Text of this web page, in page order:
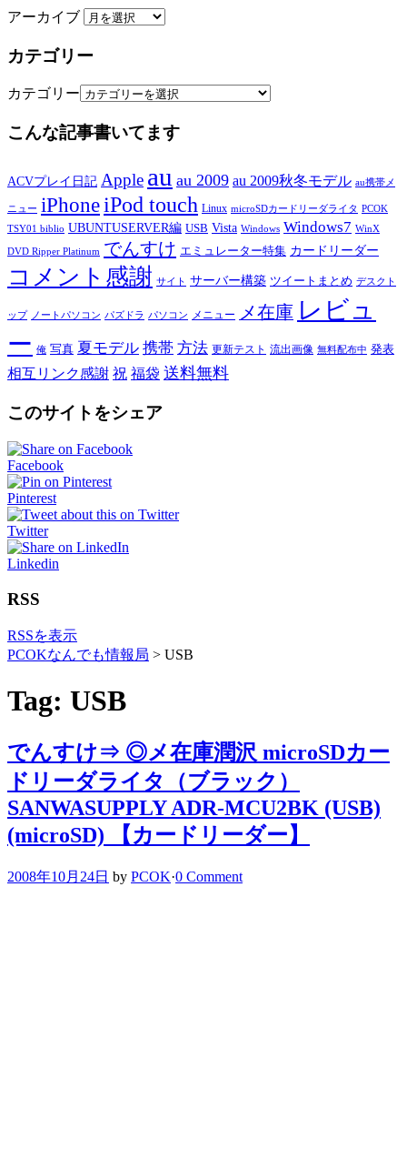
アーカイブ
カテゴリー
カテゴリー
こんな記事書いてます
ACVプレイ日記 Apple au au 2009 au 2009秋冬モデル au携帯メ
ニュー iPhoneiPod touch Linux microSDカードリーダライタ PCOK
TSY01 biblio UBUNTUSERVER編 USB Vista Windows Windows7 WinX
DVD Ripper Platinum でんすけ エミュレーター特集 カードリーダー
コメント感謝 サイト サーバー構築 ツイートまとめ デスクト
ップ ノートパソコン パズドラ パソコン メニュー メ在庫 レビュ
ー 俺 写真 夏モデル 携帯 方法 更新テスト 流出画像 無料配布中 発表
相互リンク感謝 祝 福袋 送料無料
このサイトをシェア
Facebook
Pinterest
Twitter
Linkedin
RSS
RSSを表示
PCOKなんでも情報局 > USB
Tag: USB
でんすけ⇒ ◎メ在庫潤沢 microSDカー
ドリーダライタ（ブラック）
SANWASUPPLY ADR-MCU2BK (USB)
(microSD) 【カードリーダー】
2008年10月24日 by PCOK·0 Comment